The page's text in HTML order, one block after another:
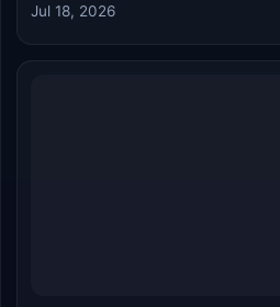
Jul 18, 2026